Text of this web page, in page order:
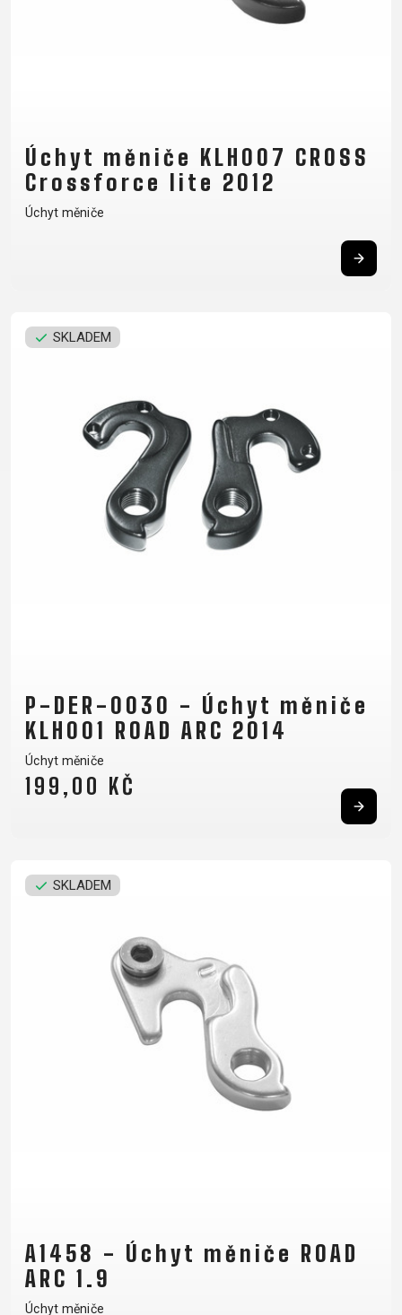
Úchyt měniče KLH007 CROSS
Crossforce lite 2012
Úchyt měniče
SKLADEM
P-DER-0030 - Úchyt měniče
KLH001 ROAD ARC 2014
Úchyt měniče
199,00 KČ
SKLADEM
A1458 - Úchyt měniče ROAD
ARC 1.9
Úchyt měniče